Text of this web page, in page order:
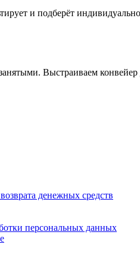
и подберёт
Выстраиваем
денежных средств
персональных данных